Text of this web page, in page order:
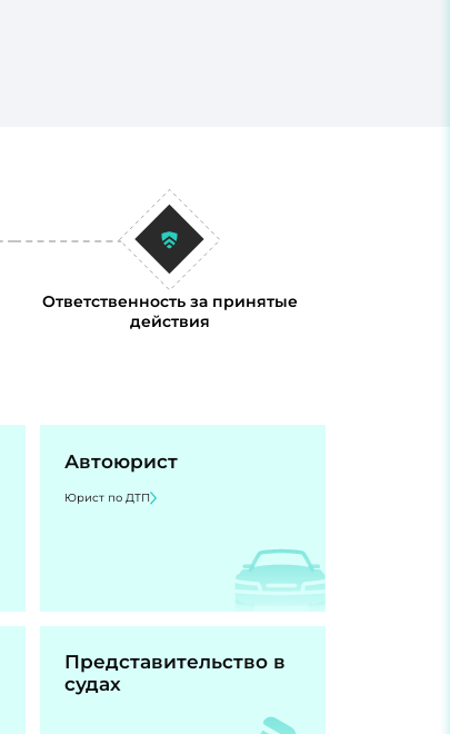
Ответственность за принятые
действия
Автоюрист
Юрист по ДТП
Представительство в
судах